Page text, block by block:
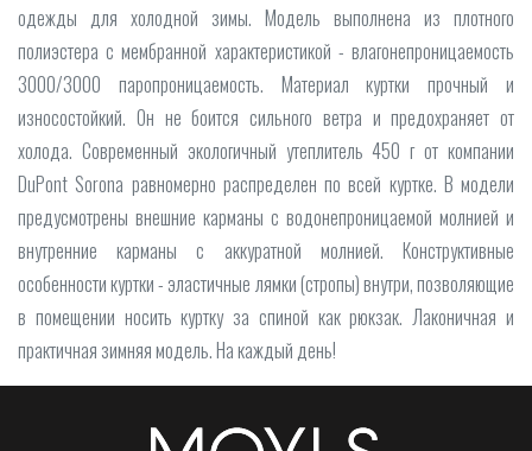
одежды для холодной зимы. Модель выполнена из плотного
полиэстера с мембранной характеристикой - влагонепроницаемость
3000/3000 паропроницаемость. Материал куртки прочный и
износостойкий. Он не боится сильного ветра и предохраняет от
холода. Современный экологичный утеплитель 450 г от компании
DuPont Sorona равномерно распределен по всей куртке. В модели
предусмотрены внешние карманы с водонепроницаемой молнией и
внутренние карманы с аккуратной молнией. Конструктивные
особенности куртки - эластичные лямки (стропы) внутри, позволяющие
в помещении носить куртку за спиной как рюкзак. Лаконичная и
практичная зимняя модель. На каждый день!